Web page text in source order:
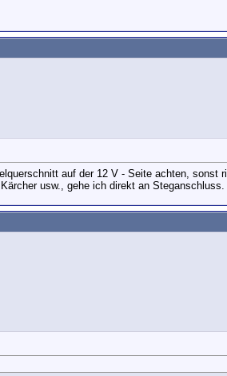
auf der 12 V - Seite achten, sonst
usw., gehe ich direkt an Steganschluss.